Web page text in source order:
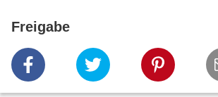
Freigabe